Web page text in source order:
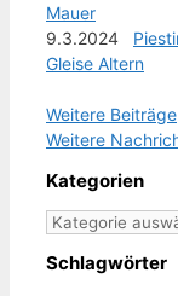
Mauer
9.3.2024
Gleise Altern
Weitere Beiträge
Weitere
Kategorien
Kategorien
Schlagwörter